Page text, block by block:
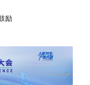
励